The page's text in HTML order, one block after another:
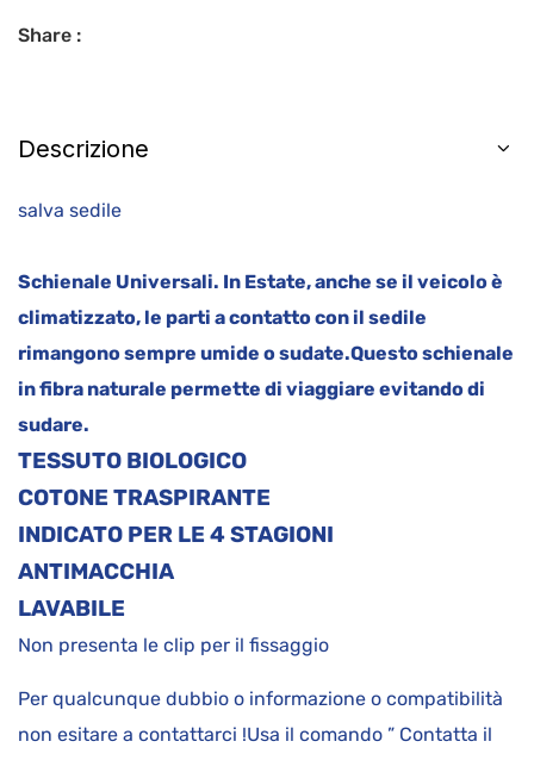
Share :
Descrizione
salva sedile
Schienale Universali. In Estate, anche se il veicolo è
climatizzato, le parti a contatto con il sedile
rimangono sempre umide o sudate.Questo schienale
in fibra naturale permette di viaggiare evitando di
sudare.
TESSUTO BIOLOGICO
COTONE TRASPIRANTE
INDICATO PER LE 4 STAGIONI
ANTIMACCHIA
LAVABILE
Non presenta le clip per il fissaggio
Per qualcunque dubbio o informazione o compatibilità
non esitare a contattarci !Usa il comando ” Contatta il